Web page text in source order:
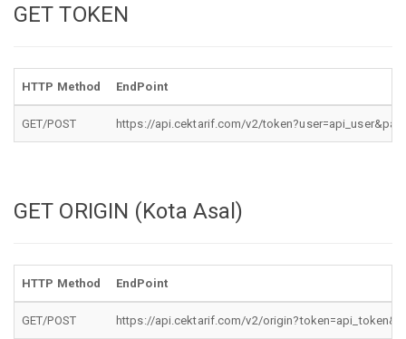
GET TOKEN
HTTP Method EndPoint
GET/POST https://api.cektarif.com/v2/
GET ORIGIN (Kota Asal)
HTTP Method EndPoint
GET/POST https://api.cektarif.com/v2/